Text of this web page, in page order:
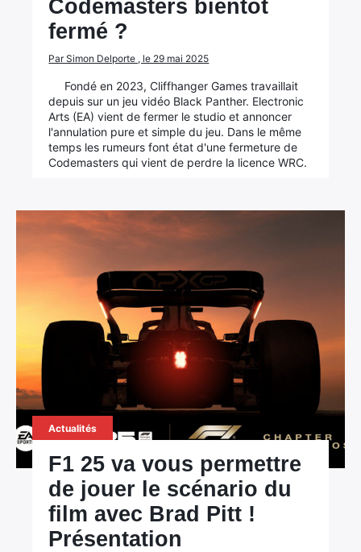
Codemasters bientôt
fermé ?
Par Simon Delporte , le 29 mai 2025
Fondé en 2023, Cliffhanger Games travaillait
depuis sur un jeu vidéo Black Panther. Electronic
Arts (EA) vient de fermer le studio et annoncer
l'annulation pure et simple du jeu. Dans le même
temps les rumeurs font état d'une fermeture de
Codemasters qui vient de perdre la licence WRC.
Actualités
F1 25 va vous permettre
de jouer le scénario du
film avec Brad Pitt !
Présentation